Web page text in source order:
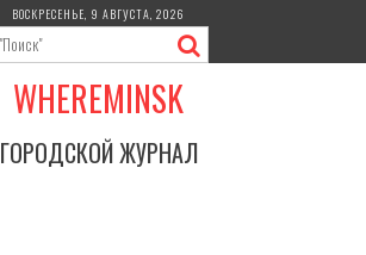
ВОСКРЕСЕНЬЕ, 9 АВГУСТА, 2026
WHEREMINSK
ГОРОДСКОЙ ЖУРНАЛ